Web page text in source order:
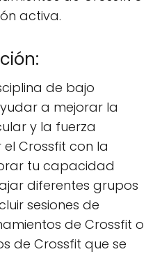
activa.
de bajo
a mejorar la
y la fuerza
Crossfit con la
tu capacidad
diferentes grupos
sesiones de
de Crossfit o
de Crossfit que se